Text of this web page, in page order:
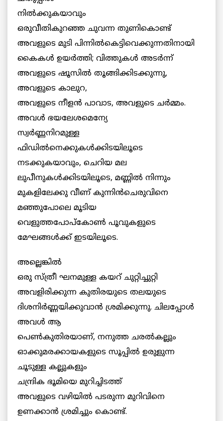
നില്‍ക്കുകയാവും
ഒരുവീതികുറഞ്ഞ ചുവന്ന തുണികൊണ്ട്
അവളുടെ മുടി പിന്നില്‍കെട്ടിവെക്കുന്നതിനായി
കൈകള്‍ ഉയര്‍ത്തി; വിത്തുകള്‍ അടര്‍ന്ന്
അവളുടെ ഷൂസില്‍ തൂങ്ങിക്കിടക്കുന്നു,
അവളുടെ കാലുറ,
അവളുടെ നീളന്‍ പാവാട, അവളുടെ ചര്‍മ്മം.
അവള്‍ ഭയലേശമെന്യേ
സ്വര്‍ണ്ണനിറമുള്ള
ഫിഡില്‍നെക്കുകള്‍ക്കിടയിലൂടെ
നടക്കുകയാവും, ചെറിയ മല
ലുപീനുകള്‍ക്കിടയിലൂടെ, മണ്ണില്‍ നിന്നും
മുകളിലേക്കു വീണ് കുന്നിന്‍ചെരുവിനെ
മഞ്ഞുപോലെ മൂടിയ
വെളുത്തപോപ്കോണ്‍ പൂവുകളുടെ
മേഘങ്ങള്‍ക്ക് ഇടയിലൂടെ.
അല്ലെങ്കില്‍
ഒരു സ്ത്രീ ഘനമുള്ള കയറ് ചുറ്റിച്ചുറ്റി
അവളിരിക്കുന്ന കുതിരയുടെ തലയുടെ
ദിശനിര്‍ണ്ണയിക്കുവാന്‍ ശ്രമിക്കുന്നു. ചിലപ്പോള്‍
അവള്‍ ആ
പെണ്‍കുതിരയാണ്, നനുത്ത ചരല്‍കല്ലും
ഓക്കുമരക്കായകളുടെ സൂപ്പില്‍ ഉരുളുന്ന
ചൂടുള്ള കല്ലുകളും
ചന്ദ്രിക ഭൂമിയെ മുറിച്ചിടത്ത്
അവളുടെ വഴിയില്‍ പടരുന്ന മുറിവിനെ
ഉണക്കാന്‍ ശ്രമിച്ചും കൊണ്ട്.